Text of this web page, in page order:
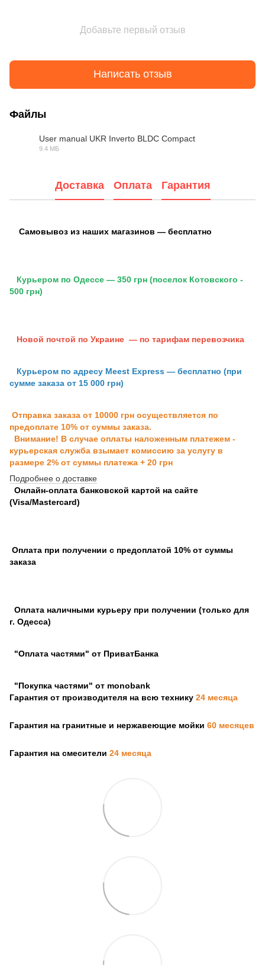
Добавьте первый отзыв
Написать отзыв
Файлы
User manual UKR Inverto BLDC Compact
9.4 МБ
Доставка Оплата Гарантия
Самовывоз из наших магазинов — бесплатно
Курьером по Одессе — 350 грн (поселок Котовского -
500 грн)
Новой почтой по Украине — по тарифам перевозчика
Курьером по адресу Meest Express — бесплатно (при
сумме заказа от 15 000 грн)
Отправка заказа от 10000 грн осуществляется по
предоплате 10% от суммы заказа.
Внимание! В случае оплаты наложенным платежем -
курьерская служба взымает комиссию за услугу в
размере 2% от суммы платежа + 20 грн
Подробнее о доставке
Онлайн-оплата банковской картой на сайте
(Visa/Mastercard)
Оплата при получении с предоплатой 10% от суммы
заказа
Оплата наличными курьеру при получении (только для
г. Одесса)
"Оплата частями" от ПриватБанка
"Покупка частями" от monobank
Гарантия от производителя на всю технику 24 месяца
Гарантия на гранитные и нержавеющие мойки 60 месяцев
Гарантия на смесители 24 месяца